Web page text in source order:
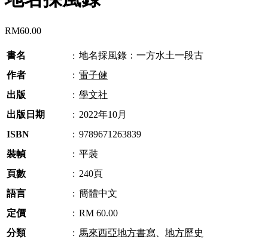
RM60.00
書名 : 地名採風錄：一方水土一段古
作者
: 雷子健
出版
: 學文社
出版日期
: 2022年10月
ISBN
: 9789671263839
裝幀
: 平裝
頁數
: 240頁
語言
: 簡體中文
定價
: RM 60.00
分類
: 馬來西亞地方書寫 地方歷史